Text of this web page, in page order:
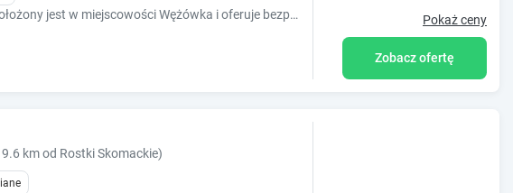
Obiekt Willa SPAcja położony jest w miejscowości Wężówka i oferuje bezpłatne rowery, centrum fitness oraz taras. Na miejscu zapewniono też bez Pokaż ceny
Zobacz ofertę
km od Rostki Skomackie)